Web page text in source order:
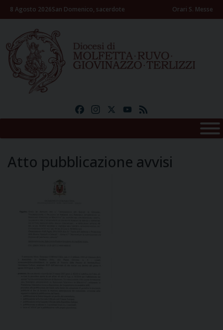
Skip8 Agosto 2026San Domenico, sacerdote Orari S. Messe
FacebookInstagramYouTube
Atto pubblicazione avvisi